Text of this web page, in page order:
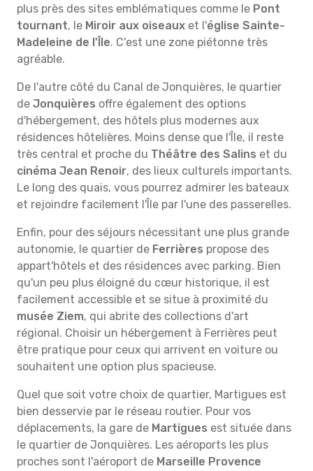
plus près des sites emblématiques comme le Pont
tournant, le Miroir aux oiseaux et l'église Sainte-
Madeleine de l'Île. C'est une zone piétonne très
agréable.
De l'autre côté du Canal de Jonquières, le quartier
de Jonquières offre également des options
d'hébergement, des hôtels plus modernes aux
résidences hôtelières. Moins dense que l'Île, il reste
très central et proche du Théâtre des Salins et du
cinéma Jean Renoir, des lieux culturels importants.
Le long des quais, vous pourrez admirer les bateaux
et rejoindre facilement l'Île par l'une des passerelles.
Enfin, pour des séjours nécessitant une plus grande
autonomie, le quartier de Ferrières propose des
appart'hôtels et des résidences avec parking. Bien
qu'un peu plus éloigné du cœur historique, il est
facilement accessible et se situe à proximité du
musée Ziem, qui abrite des collections d'art
régional. Choisir un hébergement à Ferrières peut
être pratique pour ceux qui arrivent en voiture ou
souhaitent une option plus spacieuse.
Quel que soit votre choix de quartier, Martigues est
bien desservie par le réseau routier. Pour vos
déplacements, la gare de Martigues est située dans
le quartier de Jonquières. Les aéroports les plus
proches sont l'aéroport de Marseille Provence